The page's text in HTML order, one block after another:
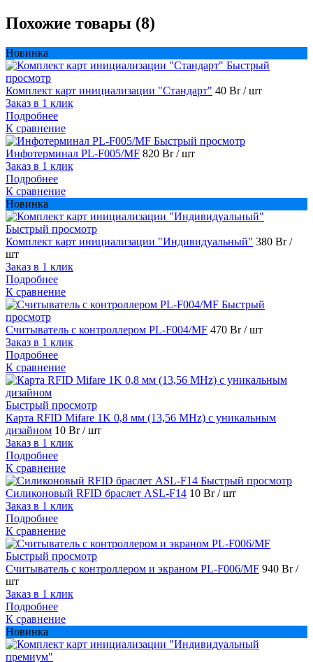
Похожие товары (8)
Новинка
Быстрый
просмотр
Комплект карт инициализации "Стандарт" 40 Br/ шт
Заказ в 1 клик
Подробнее
К сравнение
Быстрый просмотр
Инфотерминал PL-F005/MF 820 Br/ шт
Заказ в 1 клик
Подробнее
К сравнение
Новинка
Быстрый просмотр
Комплект карт инициализации "Индивидуальный" 380 Br/
шт
Заказ в 1 клик
Подробнее
К сравнение
Быстрый
просмотр
Считыватель с контроллером PL-F004/MF 470 Br/ шт
Заказ в 1 клик
Подробнее
К сравнение
Быстрый просмотр
Карта RFID Mifare 1K 0,8 мм (13,56 MHz) с уникальным
дизайном 10 Br/ шт
Заказ в 1 клик
Подробнее
К сравнение
Быстрый просмотр
Силиконовый RFID браслет ASL-F14 10 Br/ шт
Заказ в 1 клик
Подробнее
К сравнение
Быстрый просмотр
Считыватель с контроллером и экраном PL-F006/MF 940 Br/
шт
Заказ в 1 клик
Подробнее
К сравнение
Новинка